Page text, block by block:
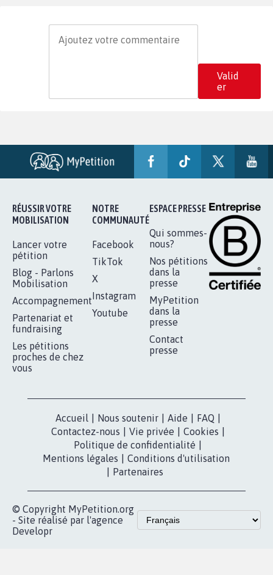
Valid
er
RÉUSSIR VOTRE
MOBILISATION
Lancer votre
pétition
Blog - Parlons
Mobilisation
Accompagnement
Partenariat et
fundraising
Les pétitions
proches de chez
vous
NOTRE
COMMUNAUTÉ
Facebook
TikTok
X
Instagram
Youtube
ESPACE PRESSE
Qui sommes-
nous?
Nos pétitions
dans la
presse
MyPetition
dans la
presse
Contact
presse
Accueil Nous soutenir Aide FAQ
Contactez-nous
Vie privée Cookies
Politique de confidentialité
Mentions légales
Conditions d'utilisation
Partenaires
© Copyright MyPetition.org
- Site réalisé par l'agence
Developr